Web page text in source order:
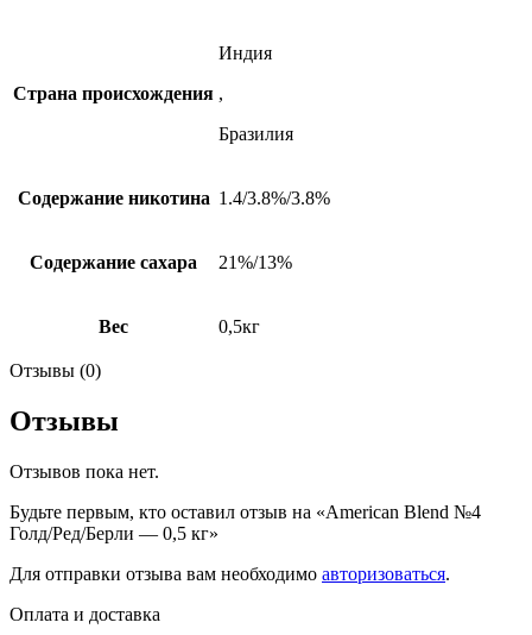
Страна происхождения
Индия
,
Бразилия
Содержание никотина 1.4/3.8%/3.8%
Содержание сахара 21%/13%
Вес 0,5кг
Отзывы (0)
Отзывы
Отзывов пока нет.
Будьте первым, кто оставил отзыв на «American Blend №4
Голд/Ред/Берли — 0,5 кг»
Для отправки отзыва вам необходимо авторизоваться.
Оплата и доставка